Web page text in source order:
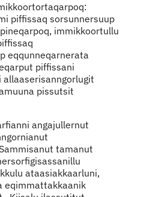
piffissaq sorsunnersuup
immikkoortullu
eqqunneqarnerata
piffissani
pissutsit
angajullernut
tamanut
ataasiakkaarluni,
eqimmattakkaanik